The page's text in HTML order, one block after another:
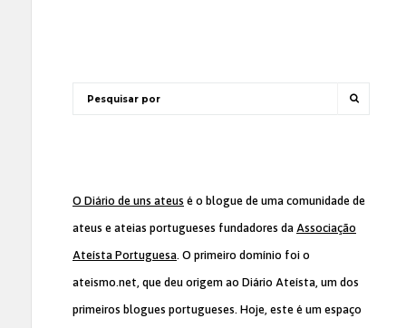
O Diário de uns ateus é o blogue de uma comunidade de
ateus e ateias portugueses fundadores da Associação
Ateísta Portuguesa. O primeiro domínio foi o
ateismo.net, que deu origem ao Diário Ateísta, um dos
primeiros blogues portugueses. Hoje, este é um espaço